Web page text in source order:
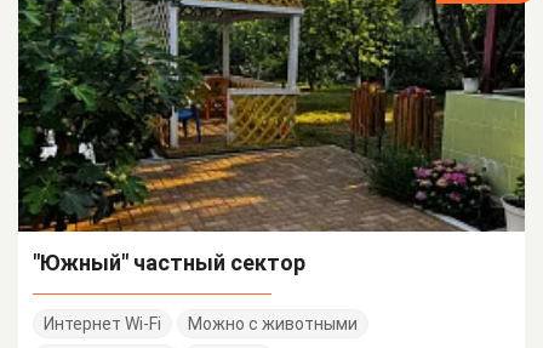
"Южный" частный сектор
Интернет Wi-Fi
Можно с животными